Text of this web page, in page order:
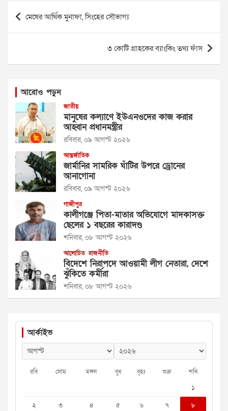
Post
navigation
মেষের আর্থিক মুনাফা, সিংহের সৌভাগ্য
৩ কোটি গ্রাহকের ব্যাংকিং তথ্য ফাঁস
আরোও পড়ুন
জাতীয়
মানুষের কল্যাণে ইউএনওদের কাজ করার
আহ্বান প্রধানমন্ত্রীর
রবিবার, ০৯ আগস্ট ২০২৬
আন্তর্জাতিক
জার্মানির সামরিক ঘাঁটির উপরে ড্রোনের
আনাগোনা
রবিবার, ০৯ আগস্ট ২০২৬
গাজীপুর
কালীগঞ্জে পিতা-মাতার অভিযোগে মাদকাসক্ত
ছেলের ১ বছরের কারাদণ্ড
শনিবার, ০৮ আগস্ট ২০২৬
আলোচিত রাজনীতি
বিদেশে নিরাপদে আওয়ামী লীগ নেতারা, দেশে
ঝুঁকিতে কর্মীরা
শনিবার, ০৮ আগস্ট ২০২৬
আর্কাইভ
রবি সোম মঙ্গল বুধ বৃহঃ শুক্র শনি
১
২
৩ ৪ ৫ ৬ ৭ ৮